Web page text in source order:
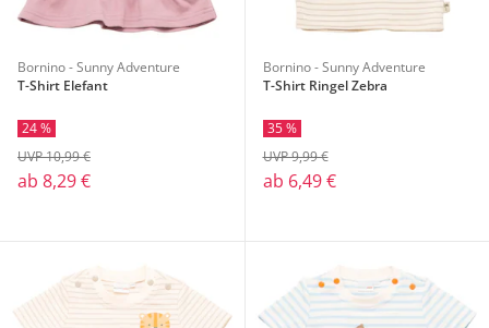
Bornino - Sunny Adventure
T-Shirt Elefant
24 %
ab 8,29 €
UVP 10,99 €
Bornino - Sunny Adventure
T-Shirt Ringel Zebra
35 %
ab 6,49 €
UVP 9,99 €